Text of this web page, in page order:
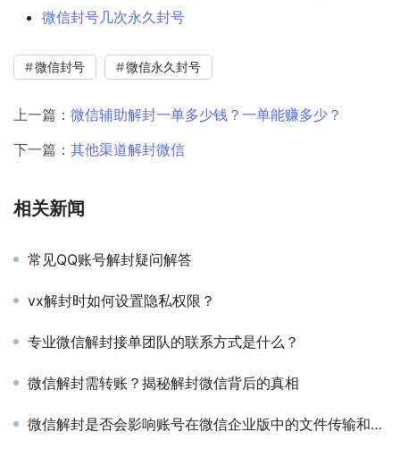
微信封号几次永久封号
微信封号 微信永久封号
上一篇： 微信辅助解封一单多少钱？一单能赚多少？
下一篇： 其他渠道解封微信
相关新闻
常见QQ账号解封疑问解答
vx解封时如何设置隐私权限？
专业微信解封接单团队的联系方式是什么？
微信解封需转账？揭秘解封微信背后的真相
微信解封是否会影响账号在微信企业版中的文件传输和存储功能？